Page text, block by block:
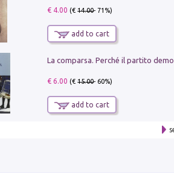
€ 4.00 (€14.00- 71%)
add to cart
€ 6.00 (€15.00- 60%)
add to cart